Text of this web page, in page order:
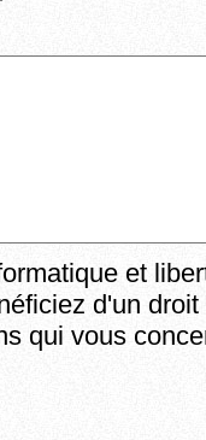
et
d'un
qui vous